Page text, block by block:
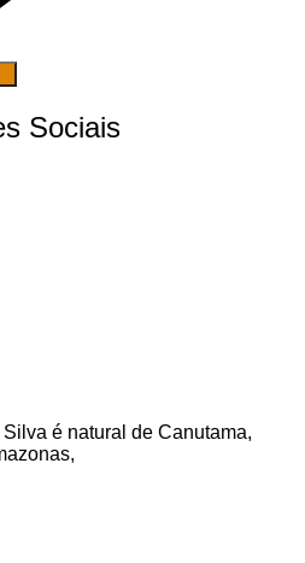
Sociais
é natural de Canutama,